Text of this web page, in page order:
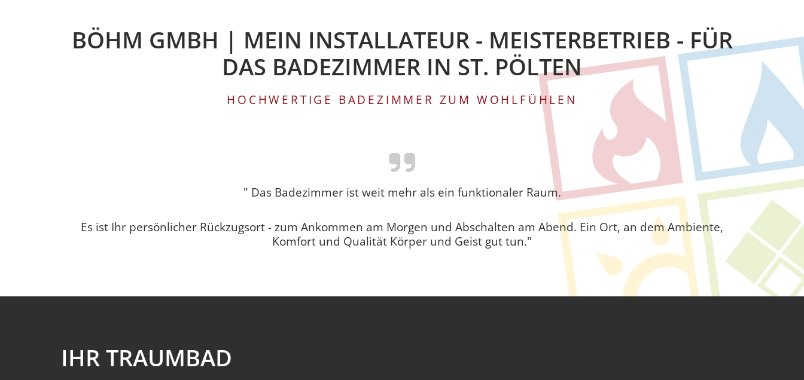
BÖHM GMBH | MEIN INSTALLATEUR - MEISTERBETRIEB - FÜR
DAS BADEZIMMER IN ST. PÖLTEN
HOCHWERTIGE BADEZIMMER ZUM WOHLFÜHLEN
" Das Badezimmer ist weit mehr als ein funktionaler Raum.
Es ist Ihr persönlicher Rückzugsort - zum Ankommen am Morgen und Abschalten am Abend. Ein Ort, an dem Ambiente,
Komfort und Qualität Körper und Geist gut tun."
IHR TRAUMBAD